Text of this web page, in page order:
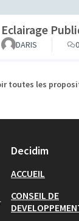
Eclairage
DARIS 0
toutes les
Decidim
ACCUEIL
CONSEIL DE